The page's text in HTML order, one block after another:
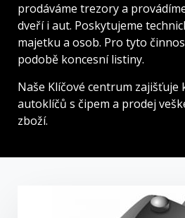
prodáváme trezory a
dveří i aut. Poskytujeme
majetku a osob. Pro tyto
podobě koncesní listiny.
Naše Klíčové centrum zajišťuje
autoklíčů s čipem a prodej
zboží.